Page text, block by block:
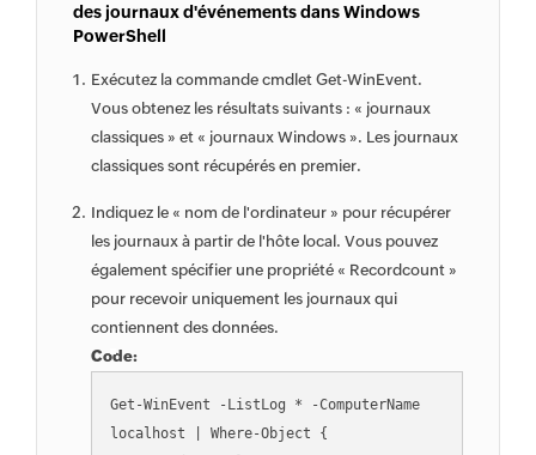
des journaux d'événements dans Windows
PowerShell
Exécutez la commande cmdlet Get-WinEvent.
Vous obtenez les résultats suivants : « journaux
classiques » et « journaux Windows ». Les journaux
classiques sont récupérés en premier.
Indiquez le « nom de l'ordinateur » pour récupérer
les journaux à partir de l'hôte local. Vous pouvez
également spécifier une propriété « Recordcount »
pour recevoir uniquement les journaux qui
contiennent des données.
Code:
Get-WinEvent -ListLog * -ComputerName
localhost | Where-Object {